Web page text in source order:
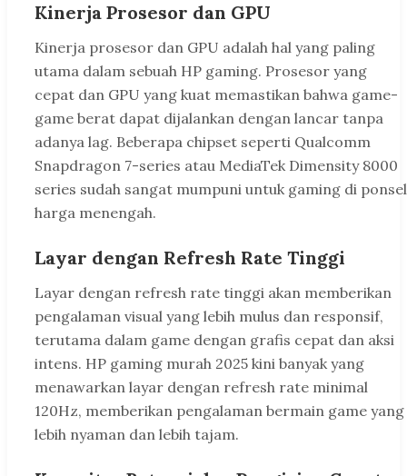
Kinerja Prosesor dan GPU
Kinerja prosesor dan GPU adalah hal yang paling
utama dalam sebuah HP gaming. Prosesor yang
cepat dan GPU yang kuat memastikan bahwa game-
game berat dapat dijalankan dengan lancar tanpa
adanya lag. Beberapa chipset seperti Qualcomm
Snapdragon 7-series atau MediaTek Dimensity 8000
series sudah sangat mumpuni untuk gaming di ponsel
harga menengah.
Layar dengan Refresh Rate Tinggi
Layar dengan refresh rate tinggi akan memberikan
pengalaman visual yang lebih mulus dan responsif,
terutama dalam game dengan grafis cepat dan aksi
intens. HP gaming murah 2025 kini banyak yang
menawarkan layar dengan refresh rate minimal
120Hz, memberikan pengalaman bermain game yang
lebih nyaman dan lebih tajam.